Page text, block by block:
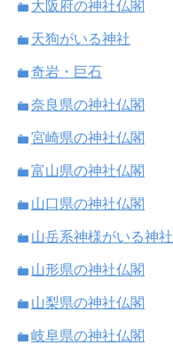
大阪府の神社仏閣
天狗がいる神社
奇岩・巨石
奈良県の神社仏閣
宮崎県の神社仏閣
富山県の神社仏閣
山口県の神社仏閣
山岳系神様がいる神社
山形県の神社仏閣
山梨県の神社仏閣
岐阜県の神社仏閣